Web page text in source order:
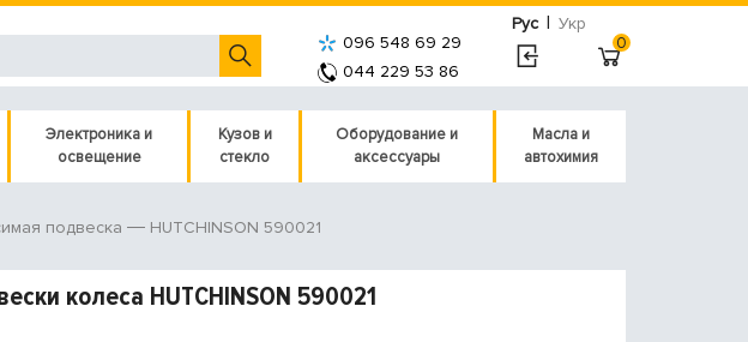
Рус | Укр
096 548 69 29
044 229 53 86
0
Электроника и
освещение
Кузов и
стекло
Оборудование и
аксессуары
Масла и
автохимия
подвеска HUTCHINSON 590021
колеса HUTCHINSON 590021